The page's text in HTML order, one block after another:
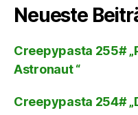
Neueste
Creepypasta 255#
Astronaut “
Creepypasta 254#